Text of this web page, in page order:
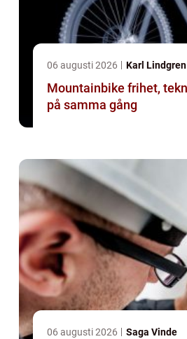
06 augusti 2026 Karl Lindgren
Mountainbike frihet, teknik och natur
på samma gång
06 augusti 2026 Saga Vinde